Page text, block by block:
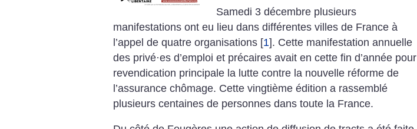
Samedi 3 décembre plusieurs
manifestations ont eu lieu dans différentes villes de France à
l’appel de quatre organisations [1]. Cette manifestation annuelle
des privé·es d’emploi et précaires avait en cette fin d’année pour
revendication principale la lutte contre la nouvelle réforme de
l’assurance chômage. Cette vingtième édition a rassemblé
plusieurs centaines de personnes dans toute la France.